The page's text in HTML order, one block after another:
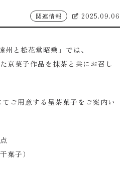
関連情報 2025.09.06
州と松花堂昭乗」では、
京菓子作品を抹茶と共にお召し
ご用意する呈茶菓子をご案内い
菓子）